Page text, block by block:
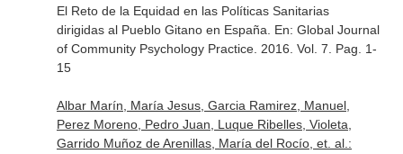
El Reto de la Equidad en las Políticas Sanitarias
dirigidas al Pueblo Gitano en España. En: Global Journal
of Community Psychology Practice. 2016. Vol. 7. Pag. 1-
15
Albar Marín, María Jesus, Garcia Ramirez, Manuel,
Perez Moreno, Pedro Juan, Luque Ribelles, Violeta,
Garrido Muñoz de Arenillas, María del Rocío, et. al.: